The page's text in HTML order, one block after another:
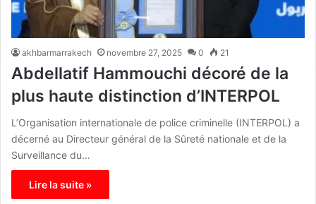
akhbarmarrakech novembre 27, 2025 0 21
Abdellatif Hammouchi décoré de la
plus haute distinction d’INTERPOL
L’Organisation internationale de police criminelle (INTERPOL) a
décerné au Directeur général de la Sûreté nationale et de la
Surveillance du…
Lire la suite »